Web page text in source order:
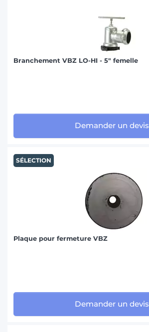
Branchement VBZ LO-HI - 5" femelle
Demander un devis
SÉLECTION
Plaque pour fermeture VBZ
Demander un devis